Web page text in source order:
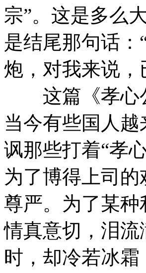
宗”。这是多么
是结尾那句话
炮，对我来说，
这篇《孝心公
当今有些国人
讽那些打着“孝
为了博得上司
尊严。为了某
情真意切，泪
时，却冷若冰